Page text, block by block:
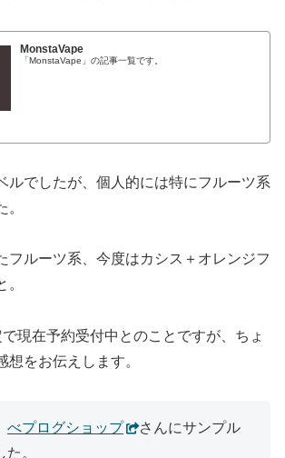
MonstaVape
「MonstaVape」の記事一覧です。
ルでしたが、個人的には特にフルーツ系
フルーツ系、今度はカシス＋オレンジフ
現在予約受付中とのことですが、ちょ
想をお伝えします。
べプログショップ
さんにサンプル
。